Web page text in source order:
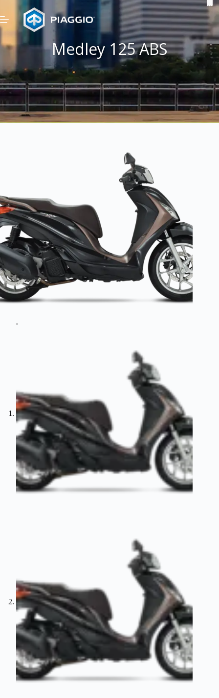
content
Medley 125 ABS